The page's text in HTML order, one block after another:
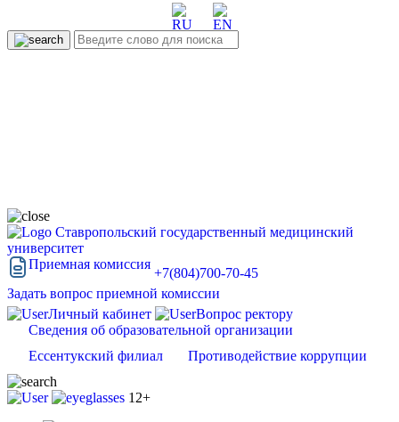
Ставропольский государственный медицинский
университет
Приемная комиссия
+7(804)700-70-45
Задать вопрос приемной комиссии
Личный кабинет
Вопрос ректору
Сведения об образовательной организации
Ессентукский филиал
Противодействие коррупции
12+